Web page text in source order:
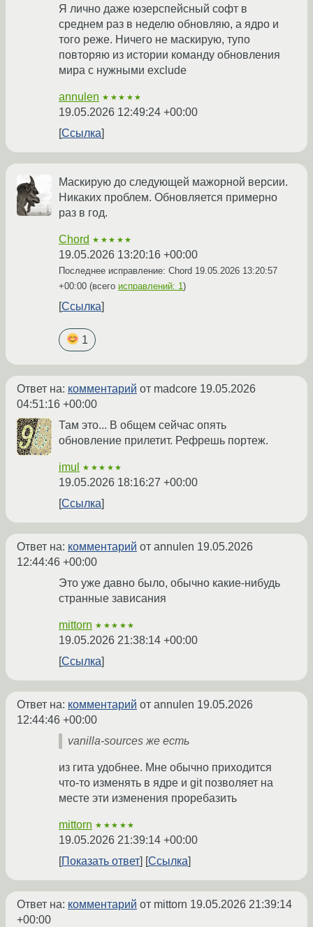
Я лично даже юзерспейсный софт в
среднем раз в неделю обновляю, а ядро и
того реже. Ничего не маскирую, тупо
повторяю из истории команду обновления
мира с нужными exclude
annulen ★★★★★
19.05.2026 12:49:24 +00:00
Ссылка
Маскирую до следующей мажорной версии.
Никаких проблем. Обновляется примерно
раз в год.
Chord ★★★★★
19.05.2026 13:20:16 +00:00
Последнее исправление: Chord 19.05.2026 13:20:57
+00:00 (всего исправлений: 1)
Ссылка
1
Ответ на: комментарий от madcore 19.05.2026
04:51:16 +00:00
Там это... В общем сейчас опять
обновление прилетит. Рефрешь портеж.
imul ★★★★★
19.05.2026 18:16:27 +00:00
Ссылка
Ответ на: комментарий от annulen 19.05.2026
12:44:46 +00:00
Это уже давно было, обычно какие-нибудь
странные зависания
mittorn ★★★★★
19.05.2026 21:38:14 +00:00
Ссылка
Ответ на: комментарий от annulen 19.05.2026
12:44:46 +00:00
vanilla-sources же есть
из гита удобнее. Мне обычно приходится
что-то изменять в ядре и git позволяет на
месте эти изменения проребазить
mittorn ★★★★★
19.05.2026 21:39:14 +00:00
Показать ответ
Ссылка
Ответ на: комментарий от mittorn 19.05.2026 21:39:14
+00:00